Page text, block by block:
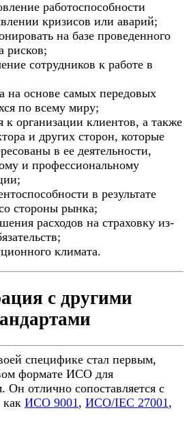
работоспособности
кризисов или аварий;
на базе проведенного
рисков;
сотрудников к работе в
на основе самых передовых
по всему миру;
к организации клиентов, а также
и других сторон, которые
в ее деятельности,
и профессиональному
в результате
стороны рынка;
расходов на страховку из-
климата.
с другими
специфике стал первым,
формате ИСО для
Он отлично сопоставляется с
как ИСО 9001, ИСО/IEC 27001,